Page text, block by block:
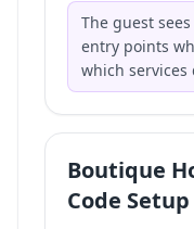
The guest
entry points
which
Boutique
Code Setup